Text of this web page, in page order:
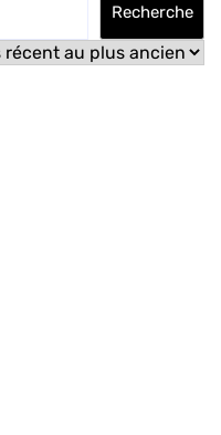
Recherche